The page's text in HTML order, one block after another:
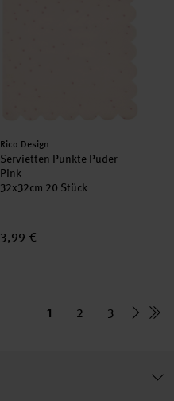
Hersteller:
Rico Design
Servietten Punkte Puder
Pink
32x32cm 20 Stück
3,99 €
1 2 3